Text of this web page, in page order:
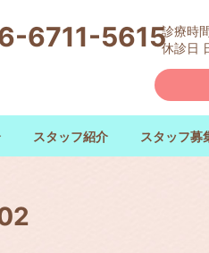
6711-5615診療時
休診日
スタッフ紹介 スタッフ募